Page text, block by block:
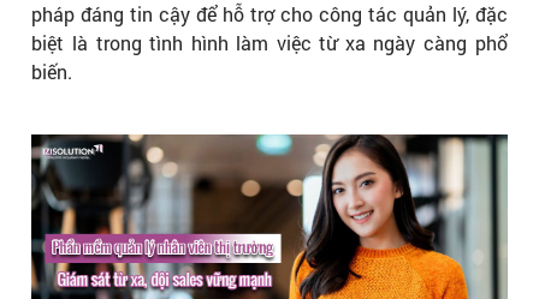
pháp đáng tin cậy để hỗ trợ cho công tác quản lý, đặc
biệt là trong tình hình làm việc từ xa ngày càng phổ
biến.